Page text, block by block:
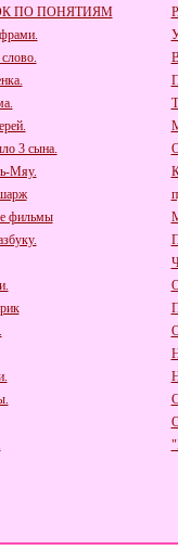
ПО ПОНЯТИЯМ
3 сына.
Мяу.
фильмы